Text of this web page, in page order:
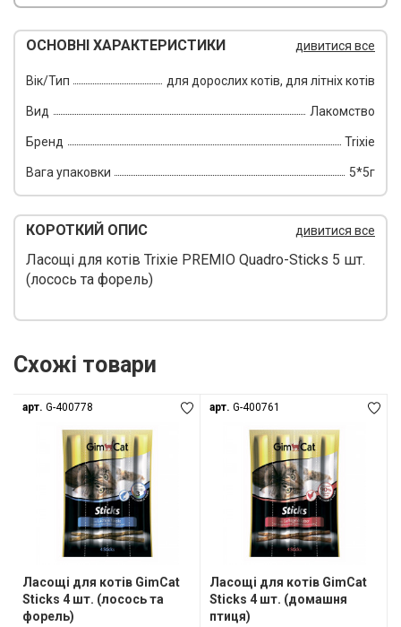
ОСНОВНІ ХАРАКТЕРИСТИКИ дивитися все
Вік/Тип для дорослих котів, для літніх котів
Вид Лакомство
Бренд Trixie
Вага упаковки 5*5г
КОРОТКИЙ ОПИС дивитися все
Ласощі для котів Trixie PREMIO Quadro-Sticks 5 шт.
(лосось та форель)
Схожі товари
арт. G-400778
Ласощі для котів GimCat
Sticks 4 шт. (лосось та
форель)
арт. G-400761
Ласощі для котів GimCat
Sticks 4 шт. (домашня
птиця)